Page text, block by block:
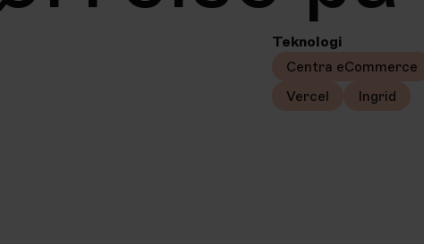
Teknologi
Centra eCommerce
Vercel
Ingrid